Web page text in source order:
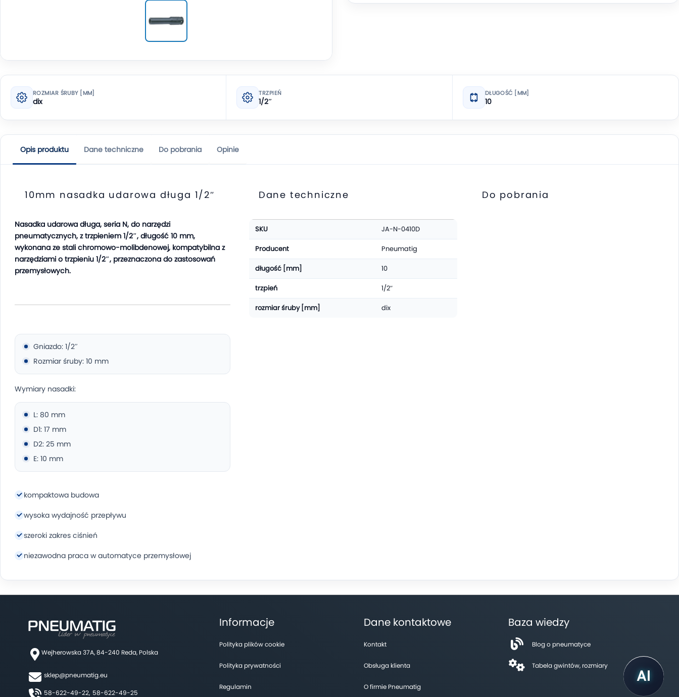
ROZMIAR ŚRUBY [MM]
dix
TRZPIEŃ
1/2″
DŁUGOŚĆ [MM]
10
Opis produktu Dane techniczne Do pobrania Opinie
10mm nasadka udarowa długa 1/2″
Nasadka udarowa długa, seria N, do narzędzi
pneumatycznych, z trzpieniem 1/2″, długość 10 mm,
wykonana ze stali chromowo-molibdenowej, kompatybilna z
narzędziami o trzpieniu 1/2″, przeznaczona do zastosowań
przemysłowych.
Gniazdo: 1/2″
Rozmiar śruby: 10 mm
Wymiary nasadki:
L: 80 mm
D1: 17 mm
D2: 25 mm
E: 10 mm
kompaktowa budowa
wysoka wydajność przepływu
szeroki zakres ciśnień
niezawodna praca w automatyce przemysłowej
Dane techniczne
Więcej
informacji
SKU JA-N-0410D
Producent Pneumatig
długość [mm] 10
trzpień 1/2″
rozmiar śruby [mm] dix
Do pobrania
Wejherowska 37A, 84-240 Reda, Polska
sklep@pneumatig.eu
58-622-49-22, 58-622-49-25
Informacje
Polityka plików cookie
Polityka prywatności
Regulamin
Dane kontaktowe
Kontakt
Obsługa klienta
O firmie Pneumatig
Baza wiedzy
Blog o pneumatyce
Tabela gwintów, rozmiary